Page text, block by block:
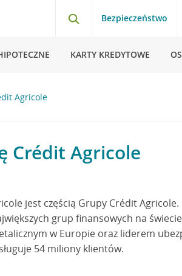
Bezpieczeństwo
KARTY KREDYTOWE
Agricole
Crédit Agricole
jest częścią Grupy Crédit
grup finansowych na
w Europie oraz liderem
54 miliony klientów.